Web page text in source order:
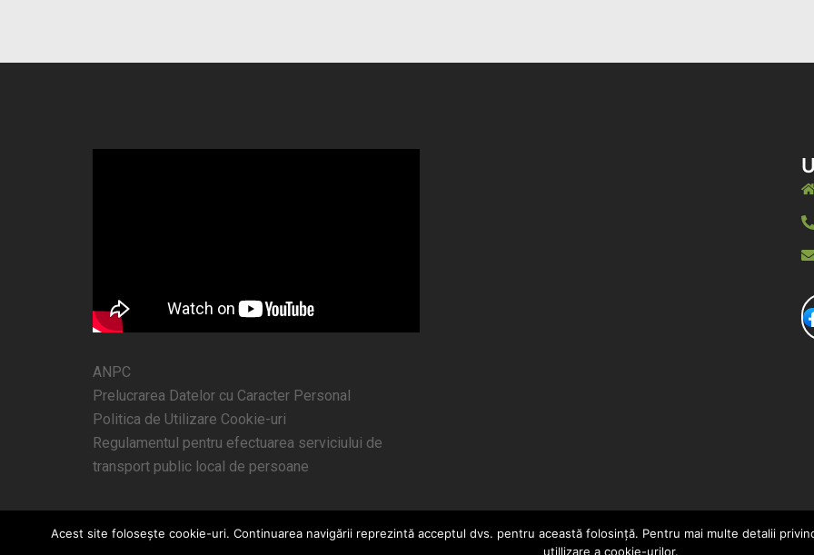
ANPC
Prelucrarea Datelor cu Caracter Personal
Politica de Utilizare Cookie-uri
Regulamentul pentru efectuarea serviciului de
transport public local de persoane
Acest site folosește cookie-uri. Continuarea navigării reprezintă acceptul dvs. pentru această folosință. Pentru mai multe detalii
utillizare a cookie-urilor.